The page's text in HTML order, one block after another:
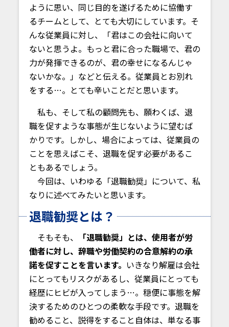
ように思い、同じ目的を遂げるために協働す
るチームとして、とても大切にしています。そ
んな従業員に対し、「君はこの会社に向いて
ないと思うよ。もっと君に合った職場で、君の
力が発揮できるのが、君の幸せになるんじゃ
ないかな。」などと伝える。従業員とお別れ
をする…。とても辛いことだと思います。
私も、そして私の顧問先も、願わくば、退
職を促すような事態が生じないように望むば
かりです。しかし、場合によっては、従業員の
ことを思えばこそ、退職を促す必要があるこ
ともあるでしょう。
今回は、いわゆる「退職勧奨」について、私
なりに述べてみたいと思います。
退職勧奨とは？
そもそも、
「退職勧奨」とは、使用者が労
働者に対し、辞職や労働契約の合意解約の承
諾を促すことを言います。 いきなり解雇は会社
にとってもリスクがあるし、従業員にとっても
経歴にヒビが入ってしまう…。穏便に事態を解
決するためのひとつの柔軟な手段です。退職を
勧めること、説得をすること自体は、単なる事